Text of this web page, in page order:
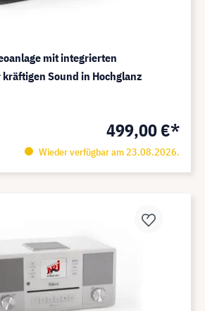
mit integrierten
Sound in Hochglanz
499,00 €*
Wieder verfügbar am 23.08.2026.